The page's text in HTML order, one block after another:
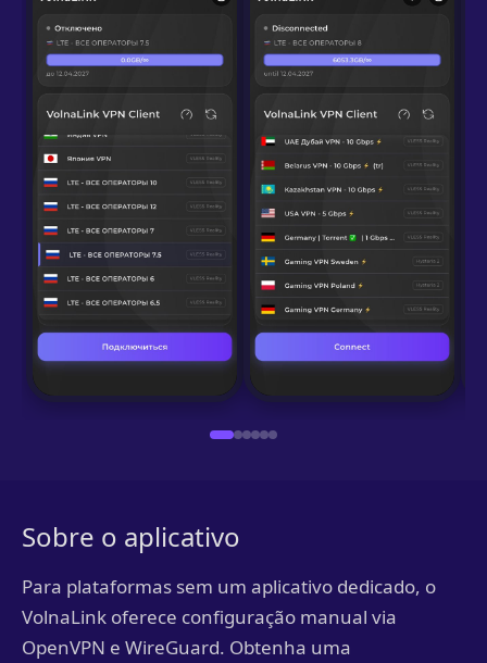
Sobre o aplicativo
Para plataformas sem um aplicativo dedicado, o
VolnaLink oferece configuração manual via
OpenVPN e WireGuard. Obtenha uma